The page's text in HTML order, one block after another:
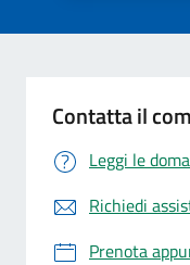
Contatta il
Leggi le
Richiedi
Prenota